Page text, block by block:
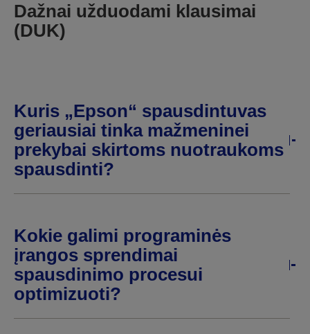
Dažnai užduodami klausimai
(DUK)
Kuris „Epson“ spausdintuvas
geriausiai tinka mažmeninei
prekybai skirtoms nuotraukoms
spausdinti?
Kokie galimi programinės
įrangos sprendimai
spausdinimo procesui
optimizuoti?